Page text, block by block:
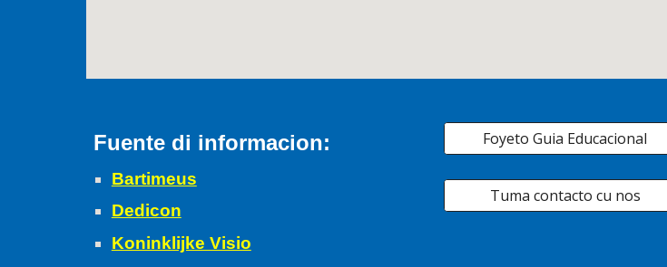
Fuente di informacion:
Bartimeus
Dedicon
Koninklijke Visio
Foyeto Guia Educacional
Tuma contacto cu nos